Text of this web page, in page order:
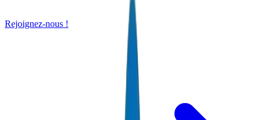
Rejoignez-nous !